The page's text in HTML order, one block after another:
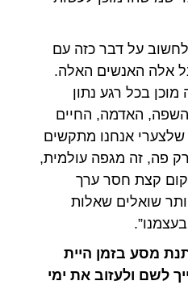
לחשוב על דבר כזה עם
אלה האנשים האלה.
בכל רגע נתון
השפה, האדמה, החיים
אנחנו מתקשים
פה, זה מגפה עולמית,
קצת חסר ערך
שואלים שאלות
מסע בזמן היית
לשם ולעזוב את ימי